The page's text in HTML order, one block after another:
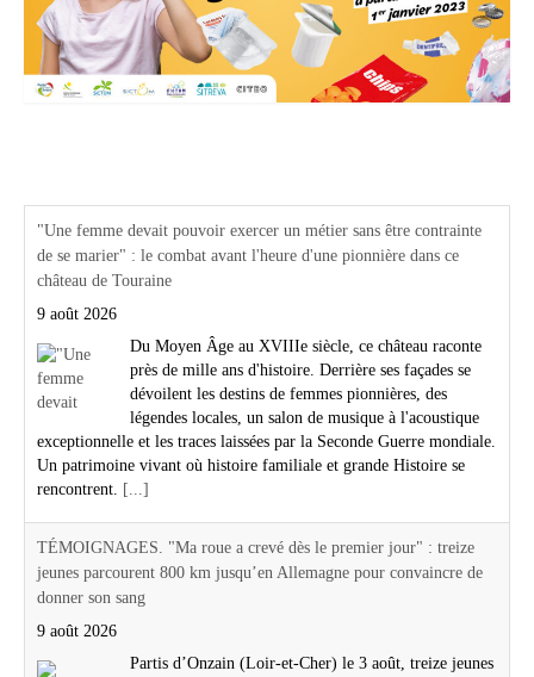
"Une femme devait pouvoir exercer un métier sans être contrainte
de se marier" : le combat avant l'heure d'une pionnière dans ce
château de Touraine
9 août 2026
Du Moyen Âge au XVIIIe siècle, ce château raconte
près de mille ans d'histoire. Derrière ses façades se
dévoilent les destins de femmes pionnières, des
légendes locales, un salon de musique à l'acoustique
exceptionnelle et les traces laissées par la Seconde Guerre mondiale.
Un patrimoine vivant où histoire familiale et grande Histoire se
rencontrent. [...]
TÉMOIGNAGES. "Ma roue a crevé dès le premier jour" : treize
jeunes parcourent 800 km jusqu’en Allemagne pour convaincre de
donner son sang
9 août 2026
Partis d’Onzain (Loir-et-Cher) le 3 août, treize jeunes